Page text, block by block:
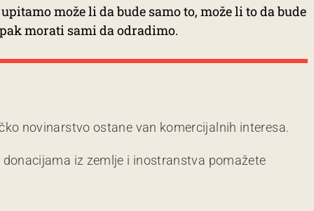
može li da bude samo to, može li to da bude
morati sami da odradimo.
novinarstvo ostane van komercijalnih interesa.
iz zemlje i inostranstva pomažete